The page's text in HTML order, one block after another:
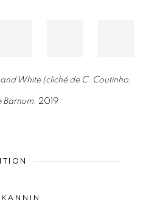
White (cliché de C. Coutinho,
Barnum, 2019